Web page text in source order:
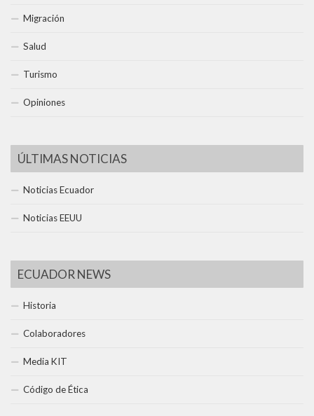
Migración
Salud
Turismo
Opiniones
ÚLTIMAS NOTICIAS
Noticias Ecuador
Noticias EEUU
ECUADOR NEWS
Historia
Colaboradores
Media KIT
Código de Ética